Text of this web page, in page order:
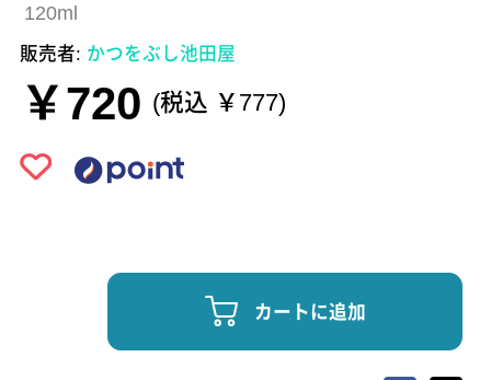
120ml
販売者: かつをぶし池田屋
￥720 (税込 ￥777)
カートに追加